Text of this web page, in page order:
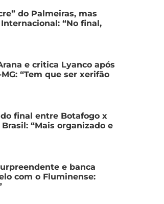
do Palmeiras, mas
“No final,
e critica Lyanco após
“Tem que ser xerifão
final entre Botafogo x
“Mais organizado e
e banca
com o Fluminense: